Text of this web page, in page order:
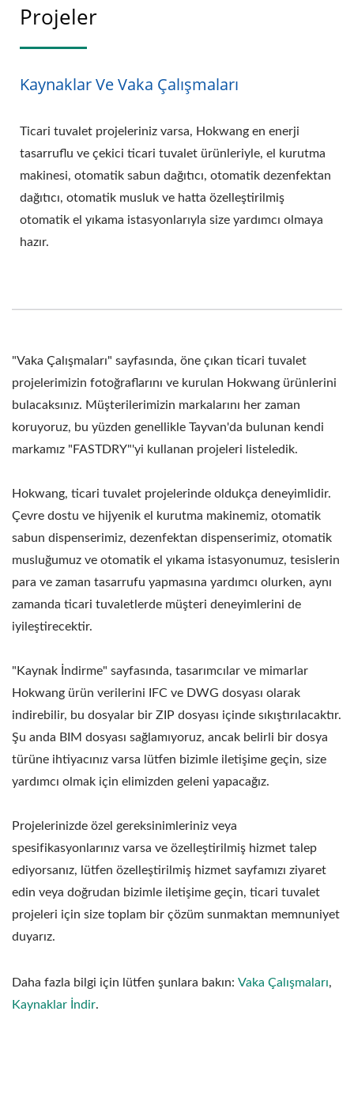
Projeler
Kaynaklar Ve Vaka Çalışmaları
Ticari tuvalet projeleriniz varsa, Hokwang en enerji
tasarruflu ve çekici ticari tuvalet ürünleriyle, el kurutma
makinesi, otomatik sabun dağıtıcı, otomatik dezenfektan
dağıtıcı, otomatik musluk ve hatta özelleştirilmiş
otomatik el yıkama istasyonlarıyla size yardımcı olmaya
hazır.
"Vaka Çalışmaları" sayfasında, öne çıkan ticari tuvalet
projelerimizin fotoğraflarını ve kurulan Hokwang ürünlerini
bulacaksınız. Müşterilerimizin markalarını her zaman
koruyoruz, bu yüzden genellikle Tayvan'da bulunan kendi
markamız "FASTDRY"'yi kullanan projeleri listeledik.
Hokwang, ticari tuvalet projelerinde oldukça deneyimlidir.
Çevre dostu ve hijyenik el kurutma makinemiz, otomatik
sabun dispenserimiz, dezenfektan dispenserimiz, otomatik
musluğumuz ve otomatik el yıkama istasyonumuz, tesislerin
para ve zaman tasarrufu yapmasına yardımcı olurken, aynı
zamanda ticari tuvaletlerde müşteri deneyimlerini de
iyileştirecektir.
"Kaynak İndirme" sayfasında, tasarımcılar ve mimarlar
Hokwang ürün verilerini IFC ve DWG dosyası olarak
indirebilir, bu dosyalar bir ZIP dosyası içinde sıkıştırılacaktır.
Şu anda BIM dosyası sağlamıyoruz, ancak belirli bir dosya
türüne ihtiyacınız varsa lütfen bizimle iletişime geçin, size
yardımcı olmak için elimizden geleni yapacağız.
Projelerinizde özel gereksinimleriniz veya
spesifikasyonlarınız varsa ve özelleştirilmiş hizmet talep
ediyorsanız, lütfen özelleştirilmiş hizmet sayfamızı ziyaret
edin veya doğrudan bizimle iletişime geçin, ticari tuvalet
projeleri için size toplam bir çözüm sunmaktan memnuniyet
duyarız.
Daha fazla bilgi için lütfen şunlara bakın: Vaka Çalışmaları,
Kaynaklar İndir.